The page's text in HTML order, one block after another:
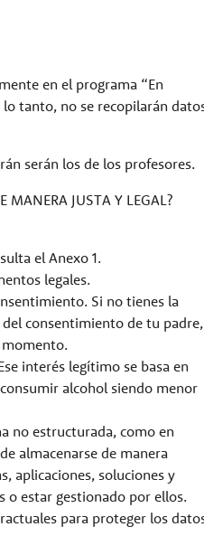
en el programa “En
tanto, no se recopilarán
serán los de los profesores.
JUSTA Y LEGAL?
el Anexo 1.
legales.
Si no tienes la
consentimiento de tu padre,
interés legítimo se basa en
alcohol siendo menor
no estructurada, como en
almacenarse de manera
aplicaciones, soluciones y
o estar gestionado por ellos.
para proteger los